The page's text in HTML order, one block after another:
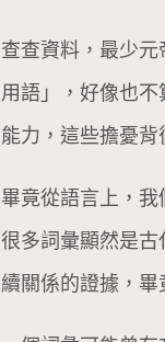
查查資料，最少
用語」，好像也
能力，這些擔憂背
畢竟從語言上，
很多詞彙顯然是
續關係的證據，畢